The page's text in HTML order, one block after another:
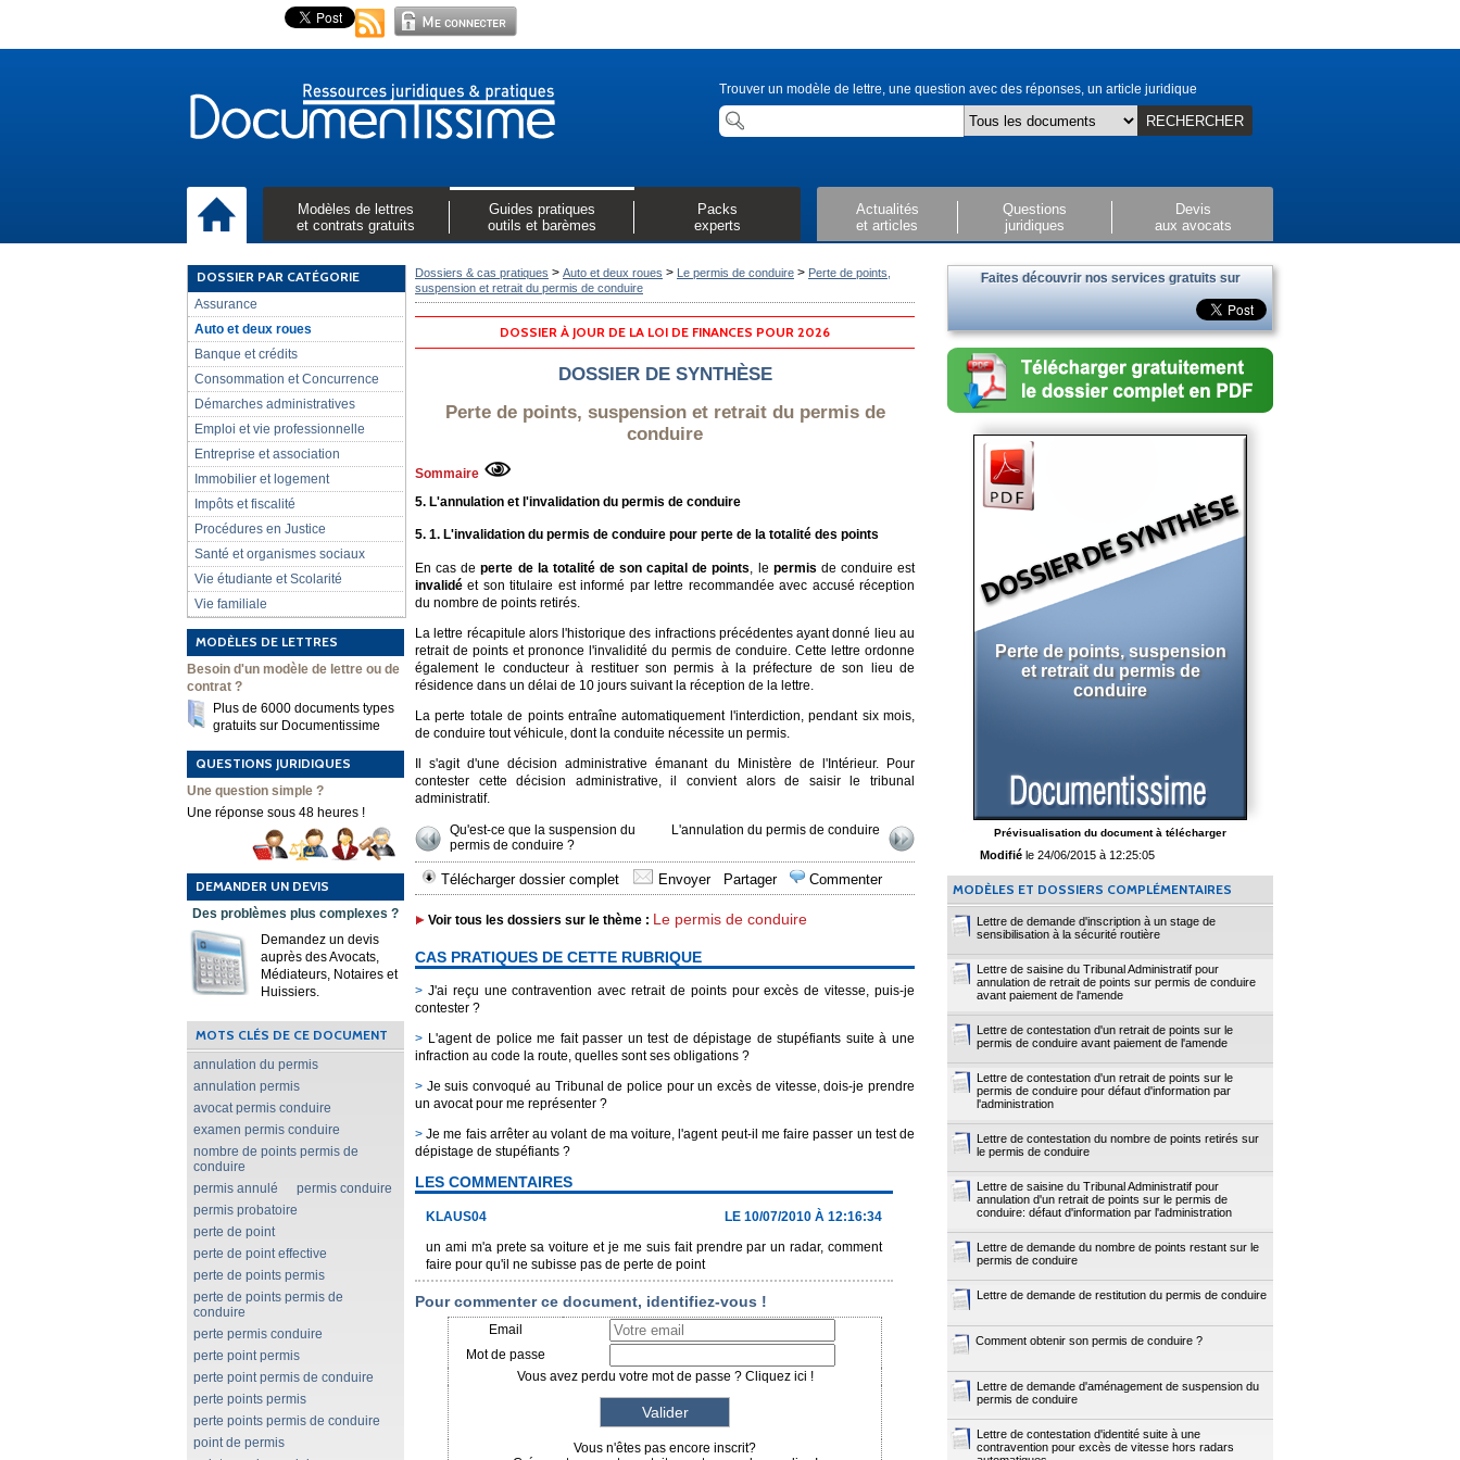
Trouver un modèle de lettre, une question avec des réponses, un article juridique
RECHERCHER
Modèles de lettres
et contrats gratuits
Guides pratiques
outils et barèmes
Packs
experts
Actualités
et articles
Questions
juridiques
Devis
aux avocats
DOSSIER PAR CATÉGORIE
Assurance
Auto et deux roues
Banque et crédits
Consommation et Concurrence
Démarches administratives
Emploi et vie professionnelle
Entreprise et association
Immobilier et logement
Impôts et fiscalité
Procédures en Justice
Santé et organismes sociaux
Vie étudiante et Scolarité
Vie familiale
MODÈLES DE LETTRES
Besoin d'un modèle de lettre ou de
contrat ?
Plus de 6000 documents types
gratuits sur Documentissime
QUESTIONS JURIDIQUES
Une question simple ?
Une réponse sous 48 heures !
DEMANDER UN DEVIS
Des problèmes plus complexes ?
Demandez un devis
auprès des Avocats,
Médiateurs, Notaires et
Huissiers.
MOTS CLÉS DE CE DOCUMENT
annulation du permis
annulation permis
avocat permis conduire
examen permis conduire
nombre de points permis de
conduire
permis annulé
permis conduire
permis probatoire
perte de point
perte de point effective
perte de points permis
perte de points permis de
conduire
perte permis conduire
perte point permis
perte point permis de conduire
perte points permis
perte points permis de conduire
point de permis
Dossiers & cas pratiques > Auto et deux roues > Le permis de conduire > Perte de points,
suspension et retrait du permis de conduire
DOSSIER À JOUR DE LA LOI DE FINANCES POUR 2026
DOSSIER DE SYNTHÈSE
Perte de points, suspension et retrait du permis de
conduire
Sommaire
5. L'annulation et l'invalidation du permis de conduire
5. 1. L'invalidation du permis de conduire pour perte de la totalité des points
En cas deperte de la totalité de son capital de points, le permis de conduire est
invalidé et son titulaire est informé par lettre recommandée avec accusé réception
du nombre de points retirés.
La lettre récapitule alors l'historique des infractions précédentes ayant donné lieu au
retrait de points et prononce l'invalidité du permis de conduire. Cette lettre ordonne
également le conducteur à restituer son permis à la préfecture de son lieu de
résidence dans un délai de 10 jours suivant la réception de la lettre.
La perte totale de points entraîne automatiquement l'interdiction, pendant six mois,
de conduire tout véhicule, dont la conduite nécessite un permis.
Il s'agit d'une décision administrative émanant du Ministère de l'Intérieur. Pour
contester cette décision administrative, il convient alors de saisir le tribunal
administratif.
Qu'est-ce que la suspension du
permis de conduire ?
L'annulation du permis de conduire
Télécharger dossier complet Envoyer Partager Commenter
Voir tous les dossiers sur le thème : Le permis de conduire
CAS PRATIQUES DE CETTE RUBRIQUE
> J'ai reçu une contravention avec retrait de points pour excès de vitesse, puis-je
contester ?
> L'agent de police me fait passer un test de dépistage de stupéfiants suite à une
infraction au code la route, quelles sont ses obligations ?
> Je suis convoqué au Tribunal de police pour un excès de vitesse, dois-je prendre
un avocat pour me représenter ?
> Je me fais arrêter au volant de ma voiture, l'agent peut-il me faire passer un test de
dépistage de stupéfiants ?
LES COMMENTAIRES
KLAUS04
LE 10/07/2010 À 12:16:34
un ami m'a prete sa voiture et je me suis fait prendre par un radar, comment
faire pour qu'il ne subisse pas de perte de point
Pour commenter ce document, identifiez-vous !
Email
Mot de passe
Vous avez perdu votre mot de passe ? Cliquez ici !
Vous n'êtes pas encore inscrit?
Faites découvrir nos services gratuits sur
Perte de points, suspension
et retrait du permis de
conduire
Prévisualisation du document à télécharger
Modifié le 24/06/2015 à 12:25:05
MODÈLES ET DOSSIERS COMPLÉMENTAIRES
Lettre de demande d'inscription à un stage de
sensibilisation à la sécurité routière
Lettre de saisine du Tribunal Administratif pour
annulation de retrait de points sur permis de conduire
avant paiement de l'amende
Lettre de contestation d'un retrait de points sur le
permis de conduire avant paiement de l'amende
Lettre de contestation d'un retrait de points sur le
permis de conduire pour défaut d'information par
l'administration
Lettre de contestation du nombre de points retirés sur
le permis de conduire
Lettre de saisine du Tribunal Administratif pour
annulation d'un retrait de points sur le permis de
conduire: défaut d'information par l'administration
Lettre de demande du nombre de points restant sur le
permis de conduire
Lettre de demande de restitution du permis de conduire
Comment obtenir son permis de conduire ?
Lettre de demande d'aménagement de suspension du
permis de conduire
Lettre de contestation d'identité suite à une
contravention pour excès de vitesse hors radars